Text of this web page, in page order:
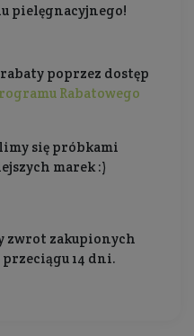
pielęgnacyjnego!
poprzez dostęp
Rabatowego
się próbkami
marek :)
zwrot zakupionych
14 dni.